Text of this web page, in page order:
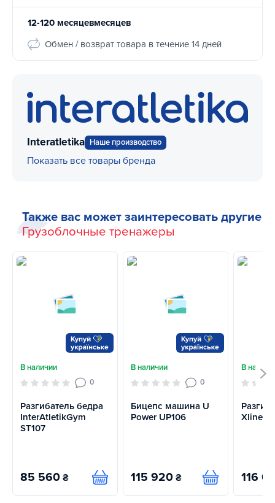
12-120 месяцевмесяцев
Обмен / возврат товара в течение 14 дней
Interatletika Наше производство
Показать все товары бренда
Также вас может заинтересовать другие
Грузоблочные тренажеры
В наличии
0
Разгибатель бедра
InterAtletikGym
ST107
85 560 ₴ Купить
В наличии
0
Бицепс машина U
Power UP106
115 920 ₴ Купить
В
Xline
116